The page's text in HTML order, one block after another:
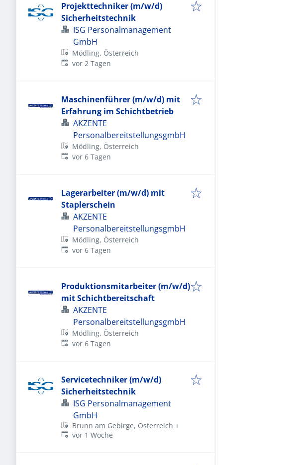
Projekttechniker (m/w/d)
Sicherheitstechnik
ISG Personalmanagement
GmbH
Mödling, Österreich
Veröffentlicht:
vor 2 Tagen
Maschinenführer (m/w/d) mit
Erfahrung im Schichtbetrieb
AKZENTE
PersonalbereitstellungsgmbH
Mödling, Österreich
Veröffentlicht:
vor 6 Tagen
Lagerarbeiter (m/w/d) mit
Staplerschein
AKZENTE
PersonalbereitstellungsgmbH
Mödling, Österreich
Veröffentlicht:
vor 6 Tagen
Produktionsmitarbeiter (m/w/d)
mit Schichtbereitschaft
AKZENTE
PersonalbereitstellungsgmbH
Mödling, Österreich
Veröffentlicht:
vor 6 Tagen
Servicetechniker (m/w/d)
Sicherheitstechnik
ISG Personalmanagement
GmbH
Brunn am Gebirge, Österreich +
Veröffentlicht:
vor 1 Woche